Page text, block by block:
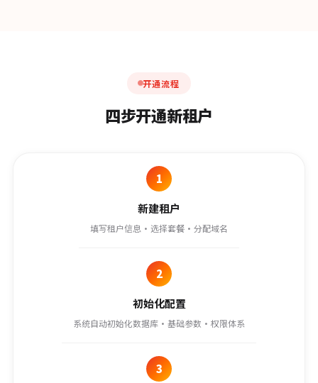
开通流程
四步开通新租户
1
新建租户
填写租户信息·选择套餐·分配域名
2
初始化配置
系统自动初始化数据库·基础参数·权限体系
3